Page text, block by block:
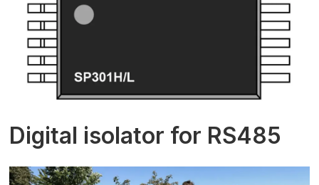
Digital isolator for RS485